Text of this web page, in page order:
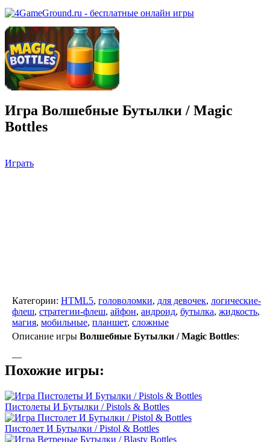
Игра Волшебные Бутылки / Magic
Bottles
Играть
Категории: HTML5, головоломки, для девочек, логические-
флеш, стратегии-флеш, айфон, андроид, бутылка, жидкость,
магия, мобильные, планшет, сложные
Описание игры Волшебные Бутылки / Magic Bottles:
—
Похожие игры:
Пистолеты И Бутылки / Pistols & Bottles
Пистолет И Бутылки / Pistol & Bottles